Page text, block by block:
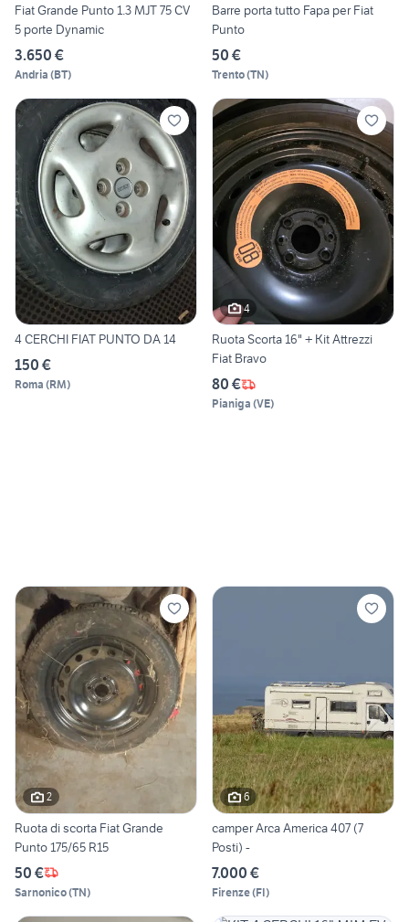
Fiat Grande Punto 1.3 MJT 75 CV
5 porte Dynamic
3.650 €
Andria (BT)
Barre porta tutto Fapa per Fiat
Punto
50 €
Trento(TN)
4 CERCHI FIAT PUNTO DA 14
150 €
Roma (RM)
4
Ruota Scorta 16" + Kit Attrezzi
Fiat Bravo
80 €
Pianiga (VE)
2
Ruota di scorta Fiat Grande
Punto 175/65 R15
50 €
Sarnonico(TN)
6
camper Arca America 407 (7
Posti) -
7.000 €
Firenze(FI)